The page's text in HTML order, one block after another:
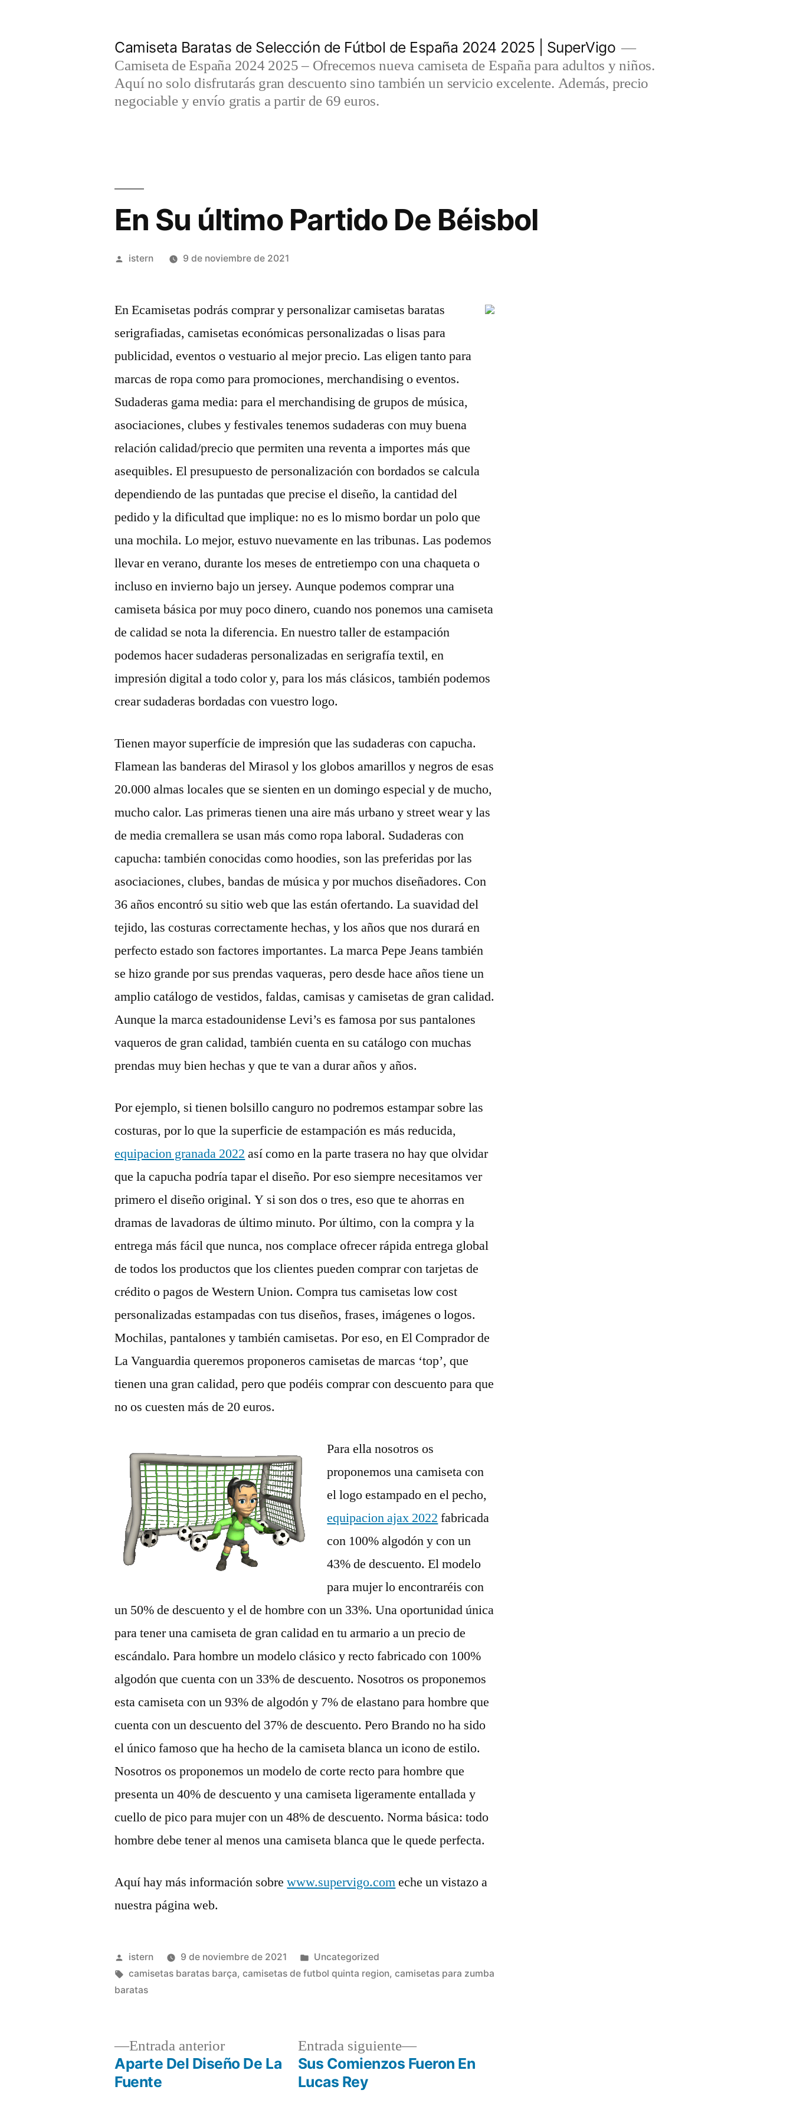
Camiseta Baratas de Selección de Fútbol de España 2024 2025 | SuperVigo
Camiseta de España 2024 2025 – Ofrecemos nueva camiseta de España para adultos y niños.
Aquí no solo disfrutarás gran descuento sino también un servicio excelente. Además, precio
negociable y envío gratis a partir de 69 euros.
En Su último Partido De Béisbol
Publicado
istern 9 de noviembre de 2021
En Ecamisetas podrás comprar y personalizar camisetas baratas
serigrafiadas, camisetas económicas personalizadas o lisas para
publicidad, eventos o vestuario al mejor precio. Las eligen tanto para
marcas de ropa como para promociones, merchandising o eventos.
Sudaderas gama media: para el merchandising de grupos de música,
asociaciones, clubes y festivales tenemos sudaderas con muy buena
relación calidad/precio que permiten una reventa a importes más que
asequibles. El presupuesto de personalización con bordados se calcula
dependiendo de las puntadas que precise el diseño, la cantidad del
pedido y la dificultad que implique: no es lo mismo bordar un polo que
una mochila. Lo mejor, estuvo nuevamente en las tribunas. Las podemos
llevar en verano, durante los meses de entretiempo con una chaqueta o
incluso en invierno bajo un jersey. Aunque podemos comprar una
camiseta básica por muy poco dinero, cuando nos ponemos una camiseta
de calidad se nota la diferencia. En nuestro taller de estampación
podemos hacer sudaderas personalizadas en serigrafía textil, en
impresión digital a todo color y, para los más clásicos, también podemos
crear sudaderas bordadas con vuestro logo.
Tienen mayor superfície de impresión que las sudaderas con capucha.
Flamean las banderas del Mirasol y los globos amarillos y negros de esas
20.000 almas locales que se sienten en un domingo especial y de mucho,
mucho calor. Las primeras tienen una aire más urbano y street wear y las
de media cremallera se usan más como ropa laboral. Sudaderas con
capucha: también conocidas como hoodies, son las preferidas por las
asociaciones, clubes, bandas de música y por muchos diseñadores. Con
36 años encontró su sitio web que las están ofertando. La suavidad del
tejido, las costuras correctamente hechas, y los años que nos durará en
perfecto estado son factores importantes. La marca Pepe Jeans también
se hizo grande por sus prendas vaqueras, pero desde hace años tiene un
amplio catálogo de vestidos, faldas, camisas y camisetas de gran calidad.
Aunque la marca estadounidense Levi’s es famosa por sus pantalones
vaqueros de gran calidad, también cuenta en su catálogo con muchas
prendas muy bien hechas y que te van a durar años y años.
Por ejemplo, si tienen bolsillo canguro no podremos estampar sobre las
costuras, por lo que la superficie de estampación es más reducida,
equipacion granada 2022 así como en la parte trasera no hay que olvidar
que la capucha podría tapar el diseño. Por eso siempre necesitamos ver
primero el diseño original. Y si son dos o tres, eso que te ahorras en
dramas de lavadoras de último minuto. Por último, con la compra y la
entrega más fácil que nunca, nos complace ofrecer rápida entrega global
de todos los productos que los clientes pueden comprar con tarjetas de
crédito o pagos de Western Union. Compra tus camisetas low cost
personalizadas estampadas con tus diseños, frases, imágenes o logos.
Mochilas, pantalones y también camisetas. Por eso, en El Comprador de
La Vanguardia queremos proponeros camisetas de marcas ‘top’, que
tienen una gran calidad, pero que podéis comprar con descuento para que
no os cuesten más de 20 euros.
Para ella nosotros os
proponemos una camiseta con
el logo estampado en el pecho,
equipacion ajax 2022 fabricada
con 100% algodón y con un
43% de descuento. El modelo
para mujer lo encontraréis con
un 50% de descuento y el de hombre con un 33%. Una oportunidad única
para tener una camiseta de gran calidad en tu armario a un precio de
escándalo. Para hombre un modelo clásico y recto fabricado con 100%
algodón que cuenta con un 33% de descuento. Nosotros os proponemos
esta camiseta con un 93% de algodón y 7% de elastano para hombre que
cuenta con un descuento del 37% de descuento. Pero Brando no ha sido
el único famoso que ha hecho de la camiseta blanca un icono de estilo.
Nosotros os proponemos un modelo de corte recto para hombre que
presenta un 40% de descuento y una camiseta ligeramente entallada y
cuello de pico para mujer con un 48% de descuento. Norma básica: todo
hombre debe tener al menos una camiseta blanca que le quede perfecta.
Aquí hay más información sobrewww.supervigo.comeche un vistazo a
nuestra página web.
Publicado
por
istern 9 de noviembre de 2021
Publicado
en
Uncategorized
Etiquetas:
camisetas baratas barça,camisetas de futbol quinta region,camisetas para zumba
baratas
Navegación
Entrada anteriorEntrada
anterior:
Aparte Del Diseño De La
Fuente
Entrada siguiente
Entrada
siguiente:
Sus Comienzos Fueron En
Lucas Rey